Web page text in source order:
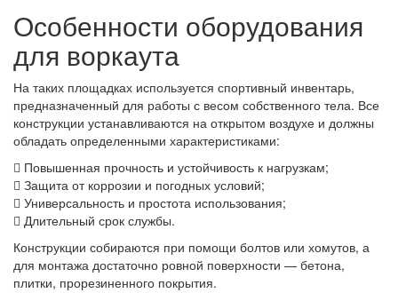
Особенности оборудования
для воркаута
На таких площадках используется спортивный инвентарь,
предназначенный для работы с весом собственного тела. Все
конструкции устанавливаются на открытом воздухе и должны
обладать определенными характеристиками:
Повышенная прочность и устойчивость к нагрузкам;
Защита от коррозии и погодных условий;
Универсальность и простота использования;
Длительный срок службы.
Конструкции собираются при помощи болтов или хомутов, а
для монтажа достаточно ровной поверхности — бетона,
плитки, прорезиненного покрытия.